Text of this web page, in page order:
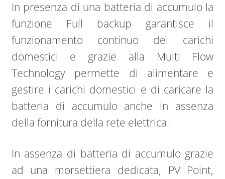
In presenza di una batteria di accumulo la
funzione Full backup garantisce il
funzionamento continuo dei carichi
domestici e grazie alla Multi Flow
Technology permette di alimentare e
gestire i carichi domestici e di caricare la
batteria di accumulo anche in assenza
della fornitura della rete elettrica.
In assenza di batteria di accumulo grazie
ad una morsettiera dedicata, PV Point,